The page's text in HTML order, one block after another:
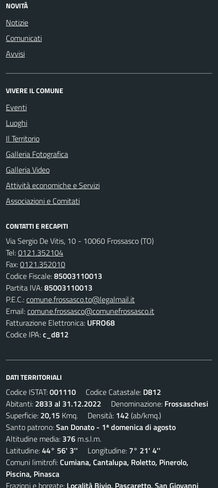
NOVITÀ
Notizie
Comunicati
Avvisi
VIVERE IL COMUNE
Eventi
Luoghi
Il Territorio
Galleria Fotografica
Galleria Video
Attività economiche e Servizi
Associazioni e Comitati
CONTATTI E RECAPITI
Via Sergio De Vitis, 10 - 10060 Frossasco (TO)
Tel:0121.352104
Fax:0121.352010
Codice Fiscale:85003110013
Partita IVA:85003110013
P.E.C.:comune.frossasco.to@legalmail.it
Email:comune.frossasco@comunefrossasco.it
Fatturazione Elettronica: UFRO68
Codice IPA:c_d812
DATI TERRITORIALI
Codice ISTAT:001110 Codice Catastale: D812
Abitanti: 2833 al 31.12.2022 Denominazione: Frossaschesi
Superficie: 20,15 Kmq. Densità: 142 (ab/kmq.)
Santo patrono:San Donato - 1ª domenica di agosto
Altitudine media: 376 m.s.l.m.
Latitudine:44° 56' 3'' Longitudine: 7° 21' 4''
Comuni limitrofi:Cumiana, Cantalupa, Roletto, Pinerolo,
Piscina, Pinasca
Frazioni e borgate: Località Bivio, Pascaretto, San Giovanni